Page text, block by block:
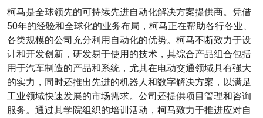
PDF格式
柯马是全球领先的可持续先进自动化解决方案提供商。凭借
50年的经验和全球化的业务布局，柯马正在帮助各行各业、
各类规模的公司充分利用自动化的优势。柯马不断致力于设
计和开发创新，研发易于使用的技术，其综合产品组合包括
用于汽车制造的产品和系统，尤其在电动交通领域具有强大
的实力，同时还推出先进的机器人和数字解决方案，以满足
工业领域快速发展的市场需求。公司还提供项目管理和咨询
服务。通过其学院组织的培训活动，柯马致力于推进应对自